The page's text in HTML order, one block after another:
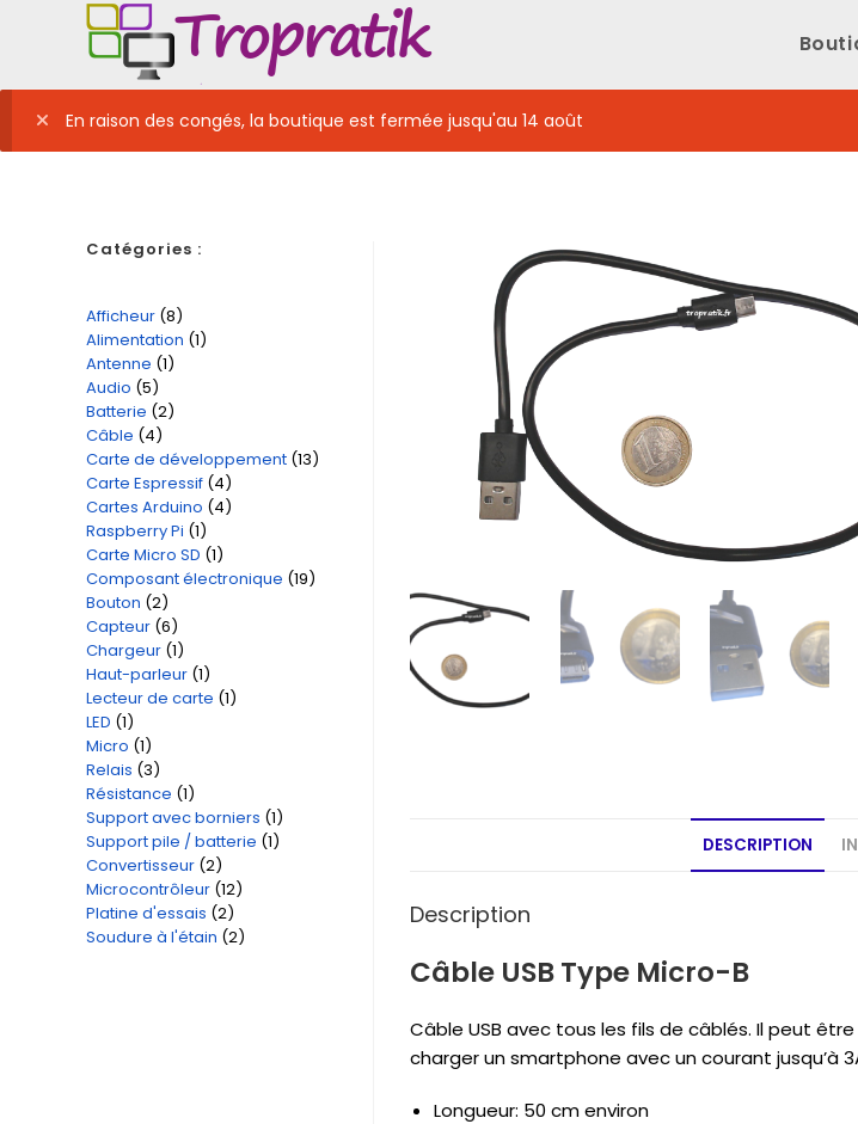
En raison des congés, la boutique est fermée jusqu'au 14 août
DESCRIPTION
Description
Câble USB Type Micro-B
Câble USB avec tous les fils de câblés. Il peut
charger un smartphone avec un courant jusqu’à
Longueur: 50 cm environ
Catégories :
Afficheur 88
produits
Alimentation 11
Antenne 11
Audio 55
produits
Batterie 22
Câble 44
produits
Carte de développement 1313
Carte Espressif 44
produits
Cartes Arduino 44
Raspberry Pi 11
produit
Carte Micro SD 11
produit
Composant électronique 1919
Bouton 22
produits
Capteur 66
produits
Chargeur 11
produit
Haut-parleur 11
produit
Lecteur de carte 11
LED 11
produit
Micro 11
produit
Relais 33
produits
Résistance 11
produit
Support avec borniers 11
produit
Support pile / batterie 11
Convertisseur 22
produits
Microcontrôleur 1212
Platine d'essais 22
produits
Soudure à l'étain 22